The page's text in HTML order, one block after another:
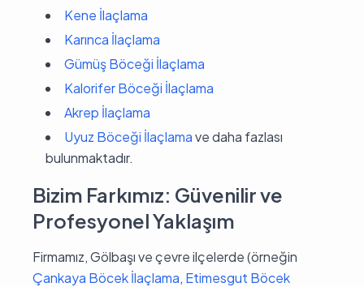
Kene İlaçlama
Karınca İlaçlama
Gümüş Böceği İlaçlama
Kalorifer Böceği İlaçlama
Akrep İlaçlama
Uyuz Böceği İlaçlamave daha fazlası
bulunmaktadır.
Bizim Farkımız: Güvenilir ve
Profesyonel Yaklaşım
Firmamız, Gölbaşı ve çevre ilçelerde (örneğin
Çankaya Böcek İlaçlama, Etimesgut Böcek